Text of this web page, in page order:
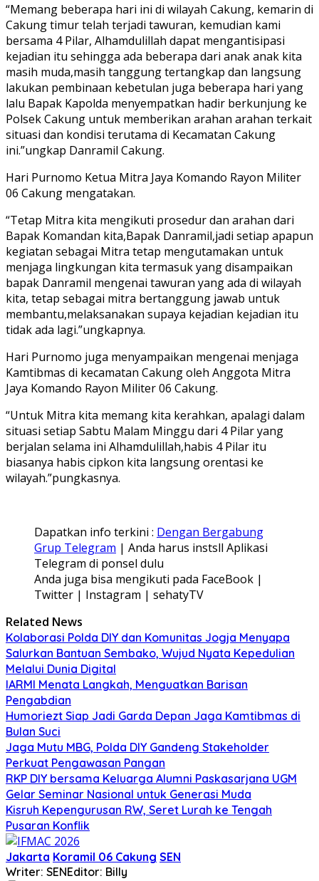
“Memang beberapa hari ini di wilayah Cakung, kemarin di
Cakung timur telah terjadi tawuran, kemudian kami
bersama 4 Pilar, Alhamdulillah dapat mengantisipasi
kejadian itu sehingga ada beberapa dari anak anak kita
masih muda,masih tanggung tertangkap dan langsung
lakukan pembinaan kebetulan juga beberapa hari yang
lalu Bapak Kapolda menyempatkan hadir berkunjung ke
Polsek Cakung untuk memberikan arahan arahan terkait
situasi dan kondisi terutama di Kecamatan Cakung
ini.”ungkap Danramil Cakung.
Hari Purnomo Ketua Mitra Jaya Komando Rayon Militer
06 Cakung mengatakan.
“Tetap Mitra kita mengikuti prosedur dan arahan dari
Bapak Komandan kita,Bapak Danramil,jadi setiap apapun
kegiatan sebagai Mitra tetap mengutamakan untuk
menjaga lingkungan kita termasuk yang disampaikan
bapak Danramil mengenai tawuran yang ada di wilayah
kita, tetap sebagai mitra bertanggung jawab untuk
membantu,melaksanakan supaya kejadian kejadian itu
tidak ada lagi.”ungkapnya.
Hari Purnomo juga menyampaikan mengenai menjaga
Kamtibmas di kecamatan Cakung oleh Anggota Mitra
Jaya Komando Rayon Militer 06 Cakung.
“Untuk Mitra kita memang kita kerahkan, apalagi dalam
situasi setiap Sabtu Malam Minggu dari 4 Pilar yang
berjalan selama ini Alhamdulillah,habis 4 Pilar itu
biasanya habis cipkon kita langsung orentasi ke
wilayah.”pungkasnya.
Dapatkan info terkini : Dengan Bergabung
Grup Telegram | Anda harus instsll Aplikasi
Telegram di ponsel dulu
Anda juga bisa mengikuti pada FaceBook |
Twitter | Instagram | sehatyTV
Related News
Kolaborasi Polda DIY dan Komunitas Jogja Menyapa
Salurkan Bantuan Sembako, Wujud Nyata Kepedulian
Melalui Dunia Digital
IARMI Menata Langkah, Menguatkan Barisan
Pengabdian
Humoriezt Siap Jadi Garda Depan Jaga Kamtibmas di
Bulan Suci
Jaga Mutu MBG, Polda DIY Gandeng Stakeholder
Perkuat Pengawasan Pangan
RKP DIY bersama Keluarga Alumni Paskasarjana UGM
Gelar Seminar Nasional untuk Generasi Muda
Kisruh Kepengurusan RW, Seret Lurah ke Tengah
Pusaran Konflik
Jakarta Koramil 06 Cakung SEN
Writer: SENEditor: Billy